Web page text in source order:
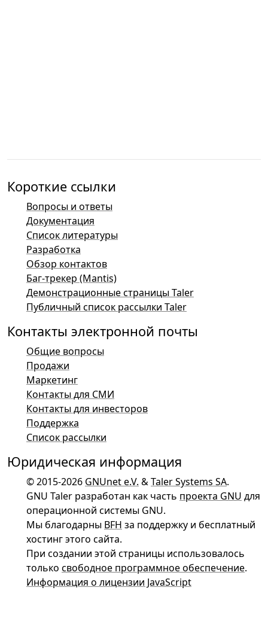
Короткие ссылки
Вопросы и ответы
Документация
Список литературы
Разработка
Обзор контактов
Баг-трекер (Mantis)
Демонстрационные страницы Taler
Публичный список рассылки Taler
Контакты электронной почты
Общие вопросы
Продажи
Маркетинг
Контакты для СМИ
Контакты для инвесторов
Поддержка
Список рассылки
Юридическая информация
© 2015-2026 GNUnet e.V. &Taler Systems SA.
GNU Taler разработан как часть проекта GNU для
операционной системы GNU.
Мы благодарны BFH за поддержку и бесплатный
хостинг этого сайта.
При создании этой страницы использовалось
только свободное программное обеспечение.
Информация о лицензии JavaScript